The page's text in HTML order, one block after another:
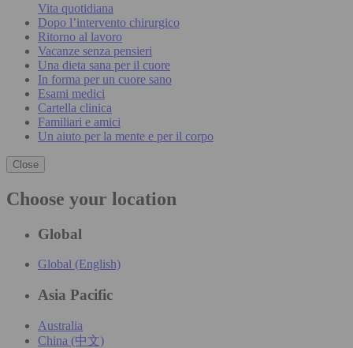
Vita quotidiana
Dopo l’intervento chirurgico
Ritorno al lavoro
Vacanze senza pensieri
Una dieta sana per il cuore
In forma per un cuore sano
Esami medici
Cartella clinica
Familiari e amici
Un aiuto per la mente e per il corpo
Close
Choose your location
Global
Global (English)
Asia Pacific
Australia
China (中文)